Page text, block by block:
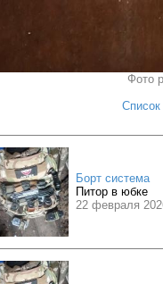
Фото
Борт система
Питор в юбке
22 февраля